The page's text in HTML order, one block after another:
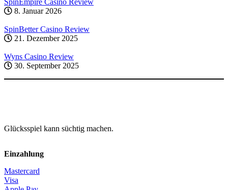
SpinEmpire Casino Review
8. Januar 2026
SpinBetter Casino Review
21. Dezember 2025
Wyns Casino Review
30. September 2025
Glücksspiel kann süchtig machen.
Einzahlung
Mastercard
Visa